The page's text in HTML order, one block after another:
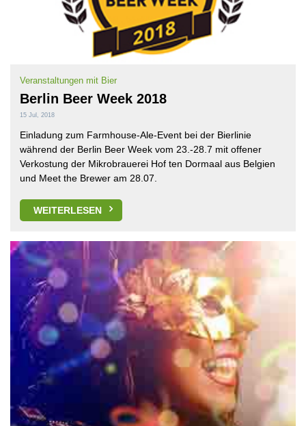
Veranstaltungen mit Bier
Berlin Beer Week 2018
15 Jul, 2018
Einladung zum Farmhouse-Ale-Event bei der Bierlinie
während der Berlin Beer Week vom 23.-28.7 mit offener
Verkostung der Mikrobrauerei Hof ten Dormaal aus Belgien
und Meet the Brewer am 28.07.
WEITERLESEN